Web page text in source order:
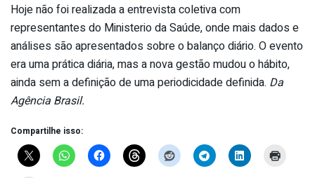
Hoje não foi realizada a entrevista coletiva com
representantes do Ministerio da Saúde, onde mais dados e
análises são apresentados sobre o balanço diário. O evento
era uma prática diária, mas a nova gestão mudou o hábito,
ainda sem a definição de uma periodicidade definida. Da
Agência Brasil.
Compartilhe isso: